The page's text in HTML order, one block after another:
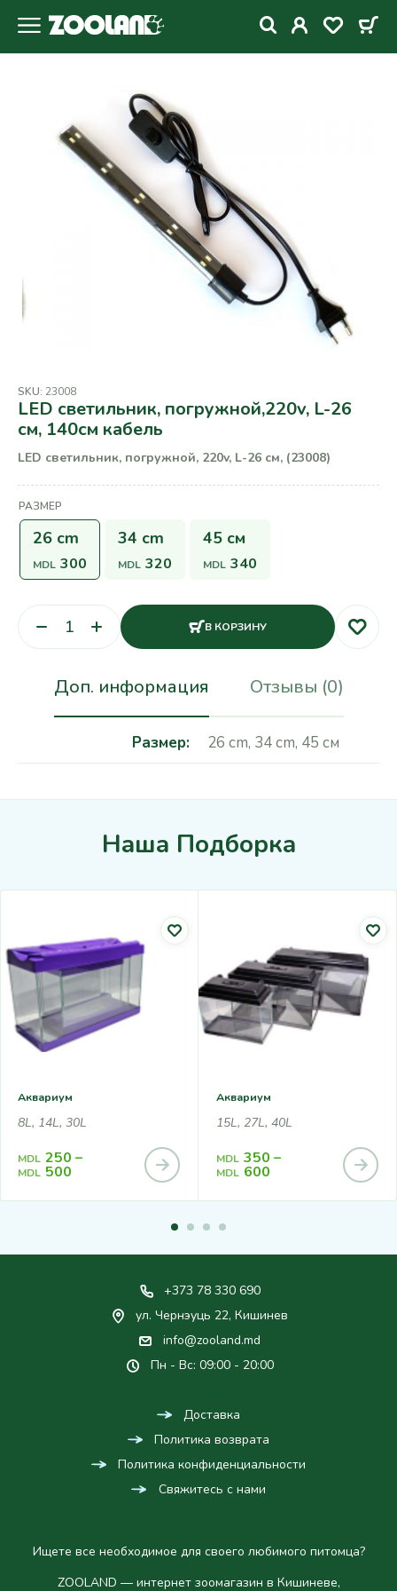
SKU: 23008
LED светильник, погружной,220v, L-26
см, 140см кабель
LED светильник, погружной, 220v, L-26 см, (23008)
РАЗМЕР
26 cm
MDL 300
34 cm
MDL 320
45 см
MDL 340
В КОРЗИНУ
Доп. информация Отзывы (0)
Размер 26 cm, 34 cm, 45 см
Наша Подборка
Аквариум
8L, 14L, 30L
MDL 250 –
MDL 500
Аквариум
15L, 27L, 40L
MDL 350 –
MDL 600
+373 78 330 690
ул. Чернэуць 22, Кишинев
info@zooland.md
Пн - Вс: 09:00 - 20:00
Доставка
Политика возврата
Политика конфиденциальности
Свяжитесь с нами
Ищете все необходимое для своего любимого питомца?
ZOOLAND — интернет зоомагазин в Кишиневе,